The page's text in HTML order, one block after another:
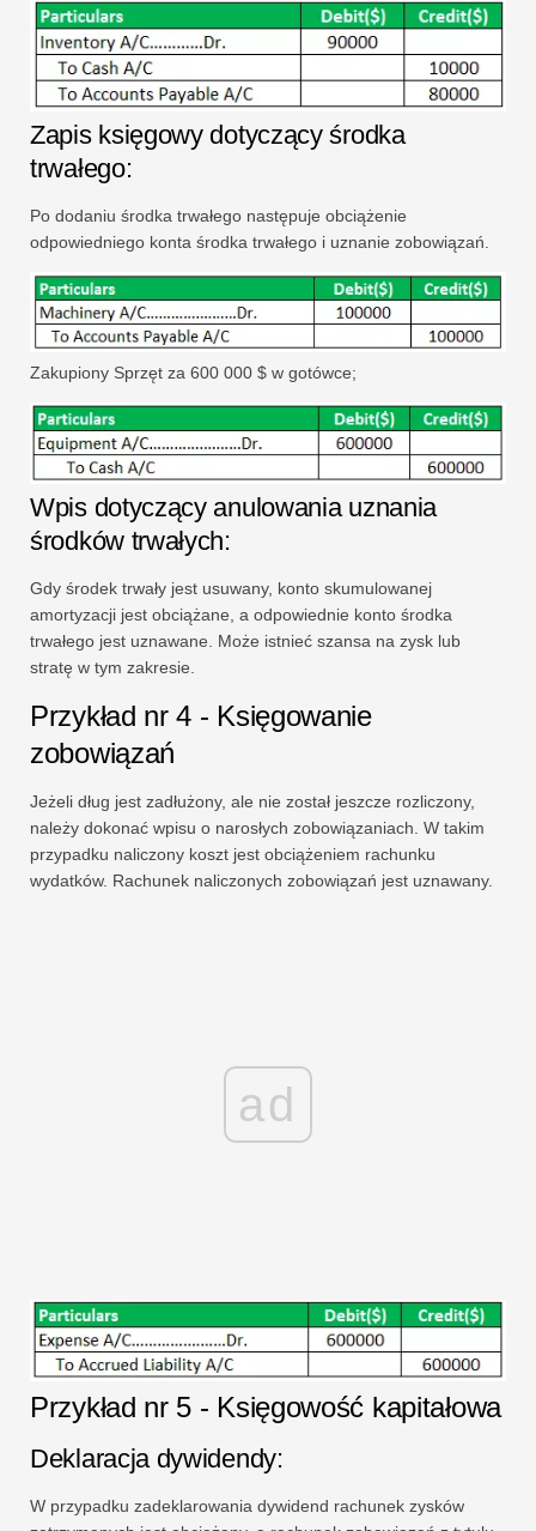
Zapis księgowy dotyczący środka
trwałego:
Po dodaniu środka trwałego następuje obciążenie
odpowiedniego konta środka trwałego i uznanie zobowiązań.
Zakupiony Sprzęt za 600 000 $ w gotówce;
Wpis dotyczący anulowania uznania
środków trwałych:
Gdy środek trwały jest usuwany, konto skumulowanej
amortyzacji jest obciążane, a odpowiednie konto środka
trwałego jest uznawane. Może istnieć szansa na zysk lub
stratę w tym zakresie.
Przykład nr 4 - Księgowanie
zobowiązań
Jeżeli dług jest zadłużony, ale nie został jeszcze rozliczony,
należy dokonać wpisu o narosłych zobowiązaniach. W takim
przypadku naliczony koszt jest obciążeniem rachunku
wydatków. Rachunek naliczonych zobowiązań jest uznawany.
ad
Przykład nr 5 - Księgowość kapitałowa
Deklaracja dywidendy:
W przypadku zadeklarowania dywidend rachunek zysków